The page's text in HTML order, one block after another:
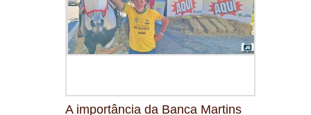
A importância da Banca Martins